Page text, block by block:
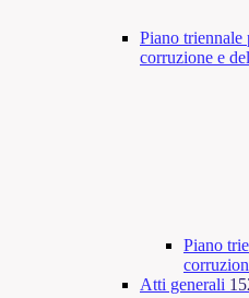
Piano triennale
corruzione e
Piano
Atti generali